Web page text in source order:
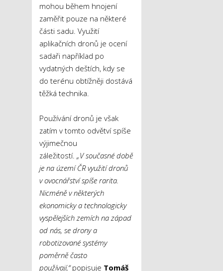
mohou během hnojení
zaměřit pouze na některé
části sadu. Využití
aplikačních dronů je ocení
sadaři například po
vydatných deštích, kdy se
do terénu obtížněji dostává
těžká technika.
Používání dronů je však
zatím v tomto odvětví spíše
výjimečnou
záležitostí. „V současné době
je na území ČR využití dronů
v ovocnářství spíše rarita.
Nicméně v některých
ekonomicky a technologicky
vyspělejších zemích na západ
od nás, se drony a
robotizované systémy
poměrně často
používají,“popisuje Tomáš